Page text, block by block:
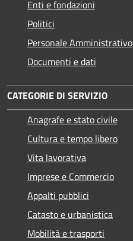
Enti e fondazioni
Politici
Personale Amministrativo
Documenti e dati
CATEGORIE DI SERVIZIO
Anagrafe e stato civile
Cultura e tempo libero
Vita lavorativa
Imprese e Commercio
Appalti pubblici
Catasto e urbanistica
Mobilità e trasporti